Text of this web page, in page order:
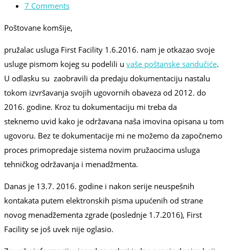
7 Comments
Poštovane komšije,
pružalac usluga First Facility 1.6.2016. nam je otkazao svoje
usluge pismom kojeg su podelili u vaše poštanske sandučiće.
U odlasku su zaobravili da predaju dokumentaciju nastalu
tokom izvršavanja svojih ugovornih obaveza od 2012. do
2016. godine. Kroz tu dokumentaciju mi treba da
steknemo uvid kako je održavana naša imovina opisana u tom
ugovoru. Bez te dokumentacije mi ne možemo da započnemo
proces primopredaje sistema novim pružaocima usluga
tehničkog održavanja i menadžmenta.
Danas je 13.7. 2016. godine i nakon serije neuspešnih
kontakata putem elektronskih pisma upućenih od strane
novog menadžementa zgrade (poslednje 1.7.2016), First
Facility se još uvek nije oglasio.